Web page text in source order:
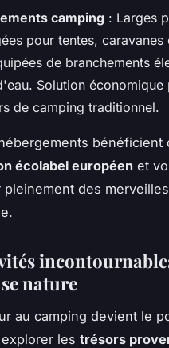
camping : Larges
pour tentes,
de branchements
Solution économique
de camping traditionnel.
bénéficient
écolabel européen et
des
nature
au camping devient le
les trésors